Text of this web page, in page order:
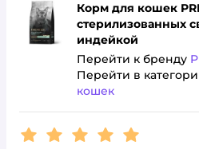
Корм для кошек
стерилизованных
индейкой
Перейти к бренду
Перейти в
кошек
Рейтинг:5